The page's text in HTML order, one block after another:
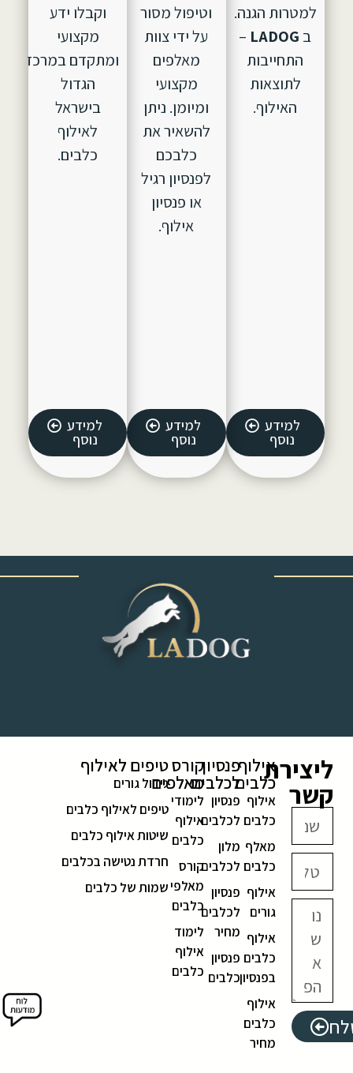
למטרות הגנה.
ב LADOG
–
התחייבות
לתוצאות
האילוף.
למידע
נוסף
וטיפול מסור
על ידי צוות
מאלפים
מקצועי
ומיומן. ניתן
להשאיר את
כלבכם
לפנסיון רגיל
או פנסיון
אילוף.
למידע
נוסף
וקבלו ידע
מקצועי
ומתקדם במרכז
הגדול
בישראל
לאילוף
כלבים.
למידע
נוסף
ליצירת
קשר
אילוף
כלבים
אילוף
כלבים
מאלף
כלבים
אילוף
גורים
אילוף
כלבים
בפנסיון
אילוף
כלבים
מחיר
פנסיון
לכלבים
פנסיון
לכלבים
מלון
לכלבים
פנסיון
לכלבים
מחיר
פנסיון
כלבים
קורס
מאלפים
לימודי
אילוף
כלבים
קורס
מאלפי
כלבים
לימוד
אילוף
כלבים
טיפים לאילוף
גידול גורים
טיפים לאילוף כלבים
שיטות אילוף כלבים
חרדת נטישה בכלבים
שמות של כלבים